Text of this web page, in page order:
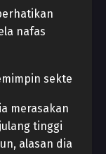
nafas
sekte
merasakan
tinggi
alasan dia